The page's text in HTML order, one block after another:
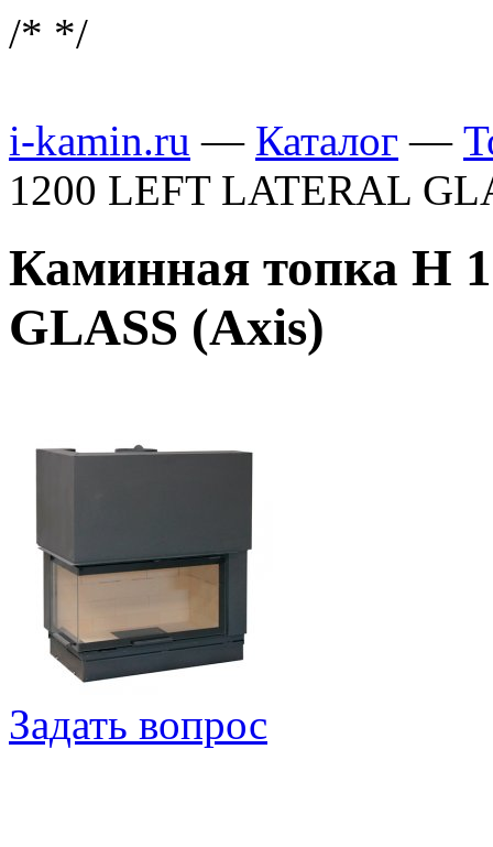
/* */
i-kamin.ru — Каталог —
1200 LEFT LATERAL
Каминная топка H
GLASS (Axis)
Задать вопрос